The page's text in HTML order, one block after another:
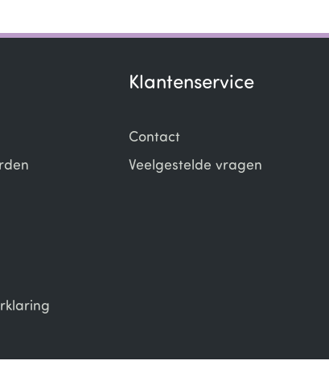
Klantenservice
Contact
Veelgestelde vragen